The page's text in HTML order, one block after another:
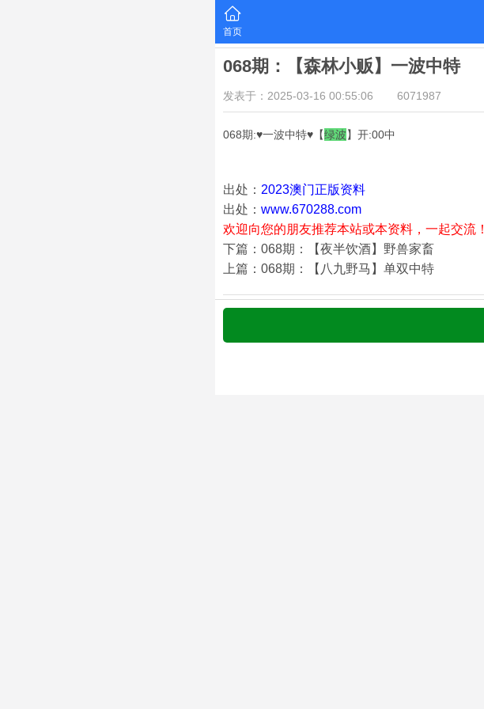
首页
068期：【森林小贩】一波中特
发表于：2025-03-16 00:55:06 6071987
068期:♥一波中特♥【绿波】开:00中
出处： 2023澳门正版资料
出处： www.670288.com
欢迎向您的朋友推荐本站或本资料，一起交流！
下篇：068期：【夜半饮酒】野兽家畜
上篇：068期：【八九野马】单双中特